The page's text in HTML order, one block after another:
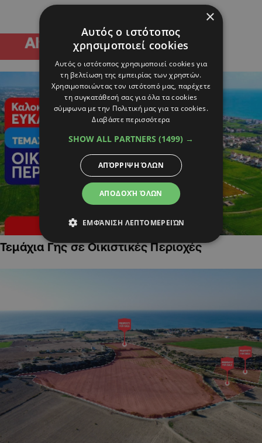
Τεμάχια Γης σε Οικιστικές Περιοχές
×
Αυτός ο ιστότοπος
χρησιμοποιεί cookies
Αυτός ο ιστότοπος χρησιμοποιεί cookies για
τη βελτίωση της εμπειρίας των χρηστών.
Χρησιμοποιώντας τον ιστότοπό μας, παρέχετε
τη συγκατάθεσή σας για όλα τα cookies
σύμφωνα με την Πολιτική μας για τα cookies.
Διαβάστε περισσότερα
SHOW ALL PARTNERS (1499) →
ΑΠΟΔΟΧΉ ΌΛΩΝ
ΑΠΌΡΡΙΨΗ ΌΛΩΝ
ΕΜΦΆΝΙΣΗ ΛΕΠΤΟΜΕΡΕΙΏΝ